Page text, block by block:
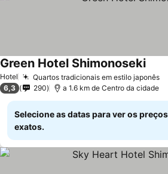
Hotel Quartos tradicionais em estilo japonês
Green Hotel Shimonoseki
6,3 290 a 1.6 km de Centro da cidade
Selecione as datas para ver os preços
exatos.